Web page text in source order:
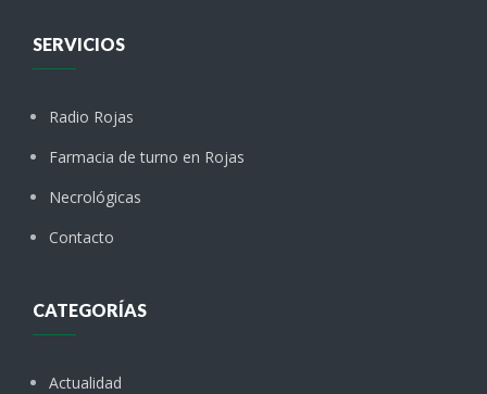
SERVICIOS
Radio Rojas
Farmacia de turno en Rojas
Necrológicas
Contacto
CATEGORÍAS
Actualidad